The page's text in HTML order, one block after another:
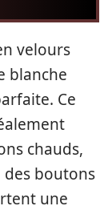
velours
blanche
Ce
chauds,
des boutons
une